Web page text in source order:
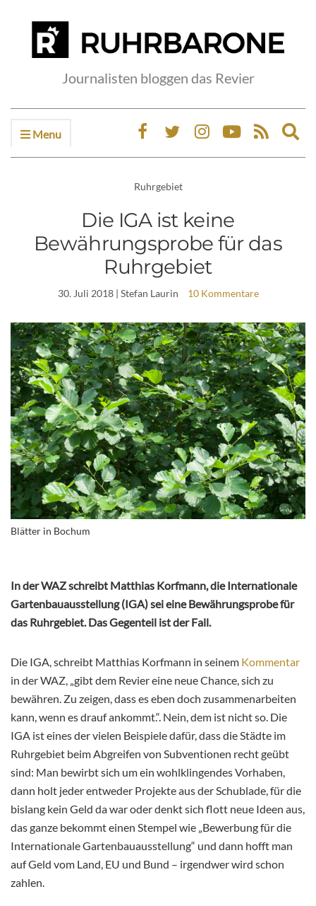
Journalisten bloggen das Revier
Menu
Ruhrgebiet
Die IGA ist keine
Bewährungsprobe für das
Ruhrgebiet
30. Juli 2018| Stefan Laurin 10 Kommentare
Blätter in Bochum
In der WAZ schreibt Matthias Korfmann, die Internationale
Gartenbauausstellung (IGA) sei eine Bewährungsprobe für
das Ruhrgebiet. Das Gegenteil ist der Fall.
Die IGA, schreibt Matthias Korfmann in seinem Kommentar
in der WAZ, „gibt dem Revier eine neue Chance, sich zu
bewähren. Zu zeigen, dass es eben doch zusammenarbeiten
kann, wenn es drauf ankommt.“. Nein, dem ist nicht so. Die
IGA ist eines der vielen Beispiele dafür, dass die Städte im
Ruhrgebiet beim Abgreifen von Subventionen recht geübt
sind: Man bewirbt sich um ein wohlklingendes Vorhaben,
dann holt jeder entweder Projekte aus der Schublade, für die
bislang kein Geld da war oder denkt sich flott neue Ideen aus,
das ganze bekommt einen Stempel wie „Bewerbung für die
Internationale Gartenbauausstellung“ und dann hofft man
auf Geld vom Land, EU und Bund – irgendwer wird schon
zahlen.